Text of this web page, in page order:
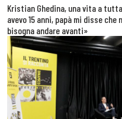
Kristian Ghedina, una vita a
avevo 15 anni, papà mi disse
bisogna andare avanti»